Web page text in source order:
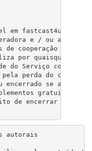
em fastcast4u.com
e / ou ao
de cooperação
por quaisquer
do Serviço concorda
pela perda do
encerrado se a
gratuitos,
de encerrar os
autorais